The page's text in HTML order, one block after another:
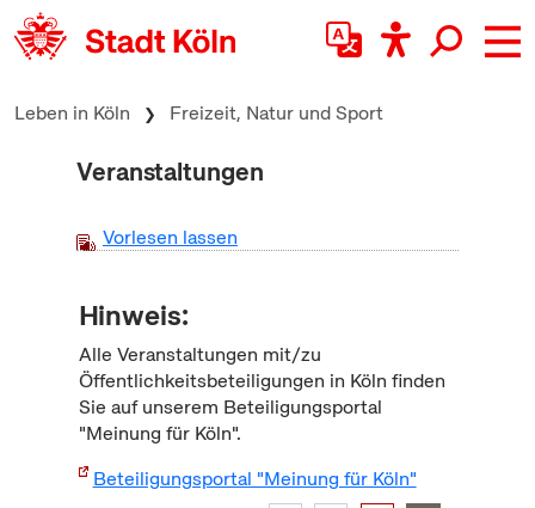
zum Inhalt springen
Leben in Köln Freizeit, Natur und Sport
Veranstaltungen
Vorlesen lassen
Hinweis:
Alle Veranstaltungen mit/zu
Öffentlichkeitsbeteiligungen in Köln finden
Sie auf unserem Beteiligungsportal
"Meinung für Köln".
Beteiligungsportal "Meinung für Köln"